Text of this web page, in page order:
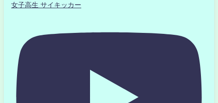
女子高生 サイキッカー